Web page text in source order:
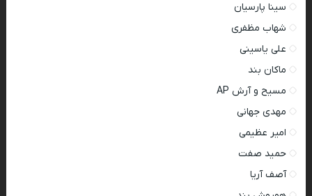
سینا پارسیان
شهاب مظفری
علی یاسینی
ماکان بند
مسیح و آرش AP
مهدی جهانی
امیر عظیمی
حمید صفت
آصف آریا